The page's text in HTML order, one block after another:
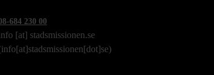
684 230 00
[at] stadsmissionen.se